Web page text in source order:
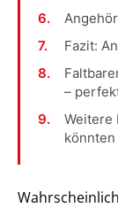
Fazit:
–
Weitere
könnten